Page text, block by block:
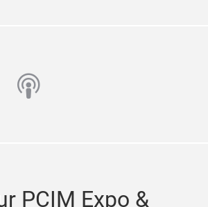
podcast
PCIM Expo &